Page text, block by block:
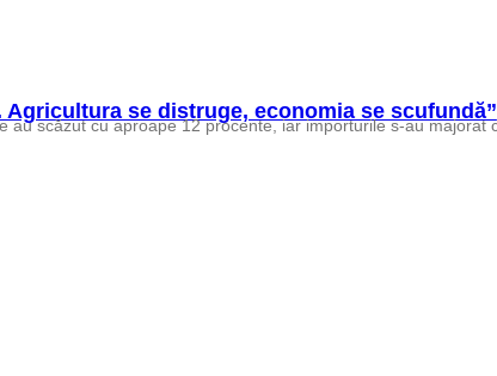
se distruge, economia se scufundă”